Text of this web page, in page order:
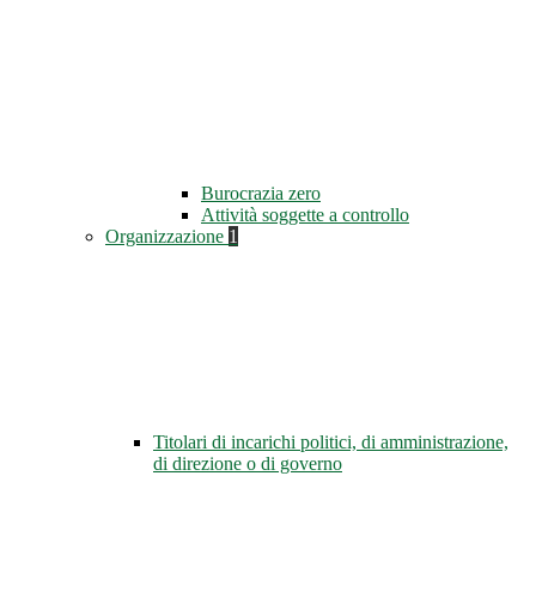
Burocrazia zero
Attività soggette a controllo
Organizzazione 1
Titolari di incarichi politici, di amministrazione,
di direzione o di governo